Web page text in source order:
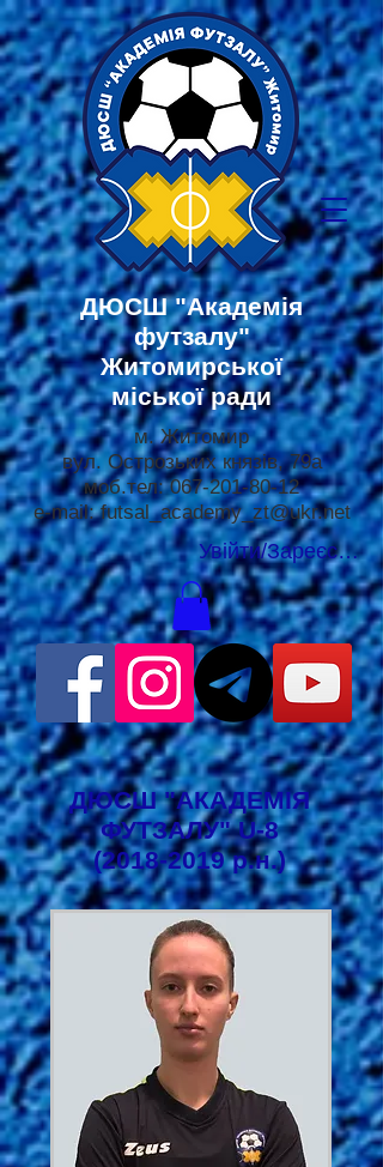
ДЮСШ"Академія
футзалу"
Житомирської
міської ради
Увійти/
м. Житомир
вул. Острозьких князів, 79а
моб.тел:067-201-80-12
e-mail:futsal_academy_zt@ukr.net
ДЮСШ "АКАДЕМІЯ
ФУТЗАЛУ" U-8
(2018-2019р.н.)